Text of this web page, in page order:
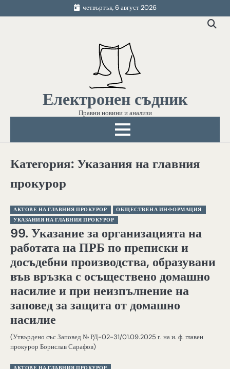
to
четвъртък, 6 август 2026
Електронен съдник
Правни новини и анализи
Категория:Указания на главния
прокурор
АКТОВЕ НА ГЛАВНИЯ ПРОКУРОР
ОБЩЕСТВЕНА ИНФОРМАЦИЯ
УКАЗАНИЯ НА ГЛАВНИЯ ПРОКУРОР
99. Указание за организацията на
работата на ПРБ по преписки и
досъдебни производства, образувани
във връзка с осъществено домашно
насилие и при неизпълнение на
заповед за защита от домашно
насилие
(Утвърдено със Заповед № РД-02-31/01.09.2025 г. на и. ф. главен
прокурор Борислав Сарафов)